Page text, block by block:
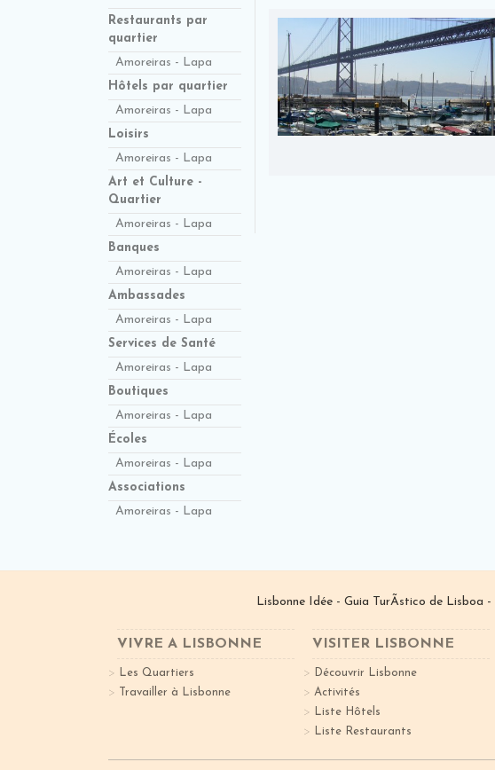
Restaurants par
quartier
Amoreiras - Lapa
Hôtels par quartier
Amoreiras - Lapa
Loisirs
Amoreiras - Lapa
Art et Culture -
Quartier
Amoreiras - Lapa
Banques
Amoreiras - Lapa
Ambassades
Amoreiras - Lapa
Services de Santé
Amoreiras - Lapa
Boutiques
Amoreiras - Lapa
Écoles
Amoreiras - Lapa
Associations
Amoreiras - Lapa
Lisbonne Idée - Guia TurÃ­stico de Lisboa -
VIVRE A LISBONNE
Les Quartiers
Travailler à Lisbonne
VISITER LISBONNE
Découvrir Lisbonne
Activités
Liste Hôtels
Liste Restaurants